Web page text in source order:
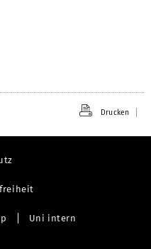
Drucken
Uni intern